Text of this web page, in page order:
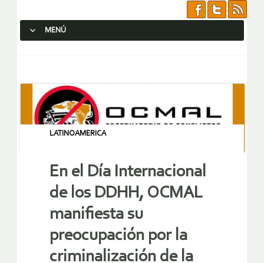
MENÚ
LATINOAMERICA
En el Día Internacional
de los DDHH, OCMAL
manifiesta su
preocupación por la
criminalización de la